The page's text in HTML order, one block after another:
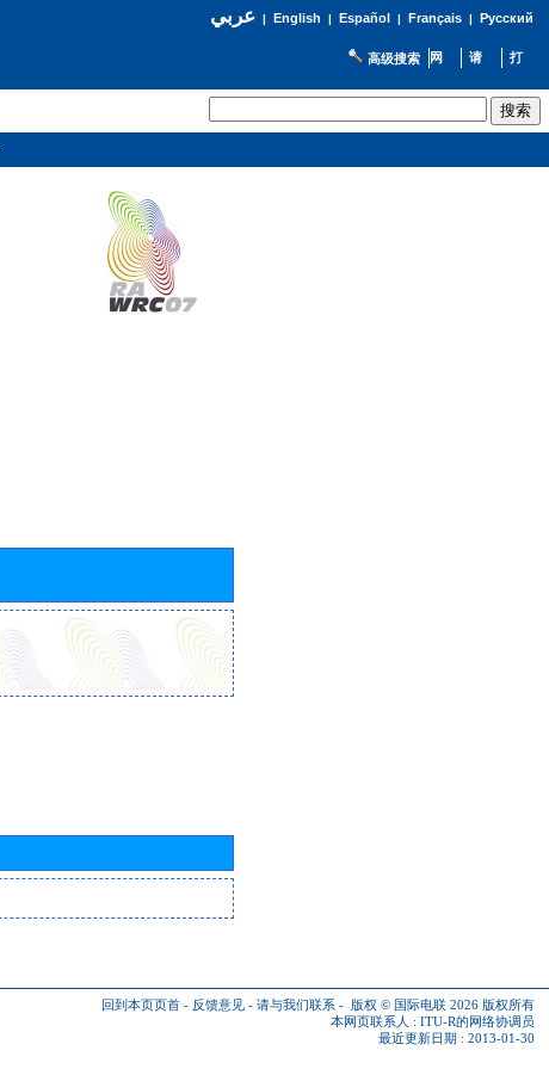
عربي| English | Español | Français| Русский
高级搜索
回到本页页首 - 反馈意见 - 请与我们联系 - 版权 © 国际电联 2026 版权所有
本网页联系人 : ITU-R的网络协调员
最近更新日期 : 2013-01-30